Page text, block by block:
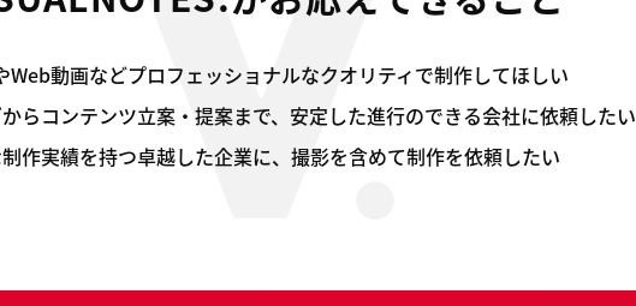
Web動画などプロフェッショナルなクオリティで制作してほしい
らコンテンツ立案・提案まで、安定した進行のできる会社に依頼したい
作実績を持つ卓越した企業に、撮影を含めて制作を依頼したい